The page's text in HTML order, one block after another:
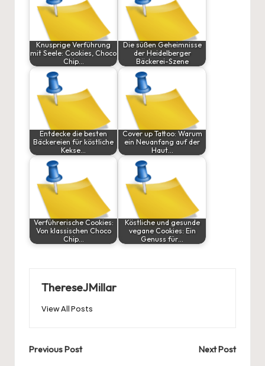
Knusprige Verführung
mit Seele: Cookies, Choco
Chip…
Die süßen Geheimnisse
der Heidelberger
Bäckerei-Szene
Entdecke die besten
Bäckereien für köstliche
Kekse…
Cover up Tattoo: Warum
ein Neuanfang auf der
Haut…
Verführerische Cookies:
Von klassischen Choco
Chip…
Köstliche und gesunde
vegane Cookies: Ein
Genuss für…
ThereseJMillar
View All Posts
Post
Previous Post
Next Post